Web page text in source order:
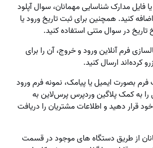
فایل مدارک شناسایی مهمانان، سوال آپلود
کنید. همچنین برای ثبت تاریخ ورود یا
در سوال متنی استفاده کنید.
فرم آنلاین ورود و خروج، آن را برای
کرده‌اند ارسال کنید.
فرم بصورت ایمیل یا پیامک، نمونه فرم ورود
به کمک پلاگین وردپرس پرس‌لاین به
قرار دهید و اطلاعات مشتریان را دریافت
از طریق دستگاه های موجود در قسمت